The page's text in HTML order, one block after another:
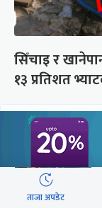
सिँचाइ र
१३ प्रतिशत
छुटाउनुभयो
ताजा अपडेट